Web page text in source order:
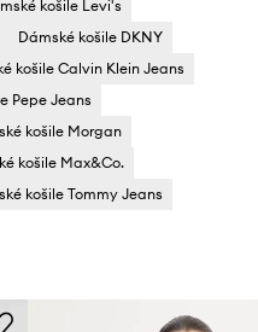
košile Levi's
Dámské košile DKNY
košile Calvin Klein Jeans
Pepe Jeans
košile Morgan
košile Max&Co.
košile Tommy Jeans